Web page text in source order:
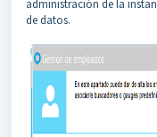
administración de la
de datos.